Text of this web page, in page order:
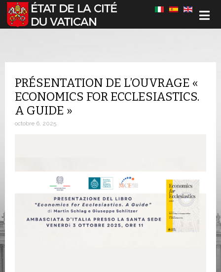
Sélectionnez votre langue
PRÉSENTATION DE L’OUVRAGE «
ECONOMICS FOR ECCLESIASTICS.
A GUIDE »
octobre 6, 2025